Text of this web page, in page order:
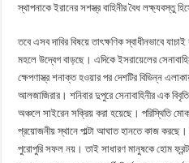
স্থাপনাকে ইরানের সশস্ত্র বাহিনীর বৈধ লক্ষ্যবস্তু
তবে এসব দাবির বিষয়ে তাৎক্ষণিক স্বাধীনভাবে
মহলে উদ্বেগ বাড়ছে। এদিকে ইসরায়েলের
ক্ষেপণাস্ত্র শনাক্ত হওয়ার পর দেশটির বিভিন্ন
আলজাজিরার। শনিবার দুপুরে সেনাবাহিনীর এক
অঞ্চলে সাইরেন সক্রিয় করা হয়েছে। পরিস্থিতি
প্রয়োজনীয় স্থানে পাল্টা আঘাত হানতে কাজ
পুরোপুরি সফল নয়। তাই সাধারণ মানুষকে হোম ফ্রন্ট